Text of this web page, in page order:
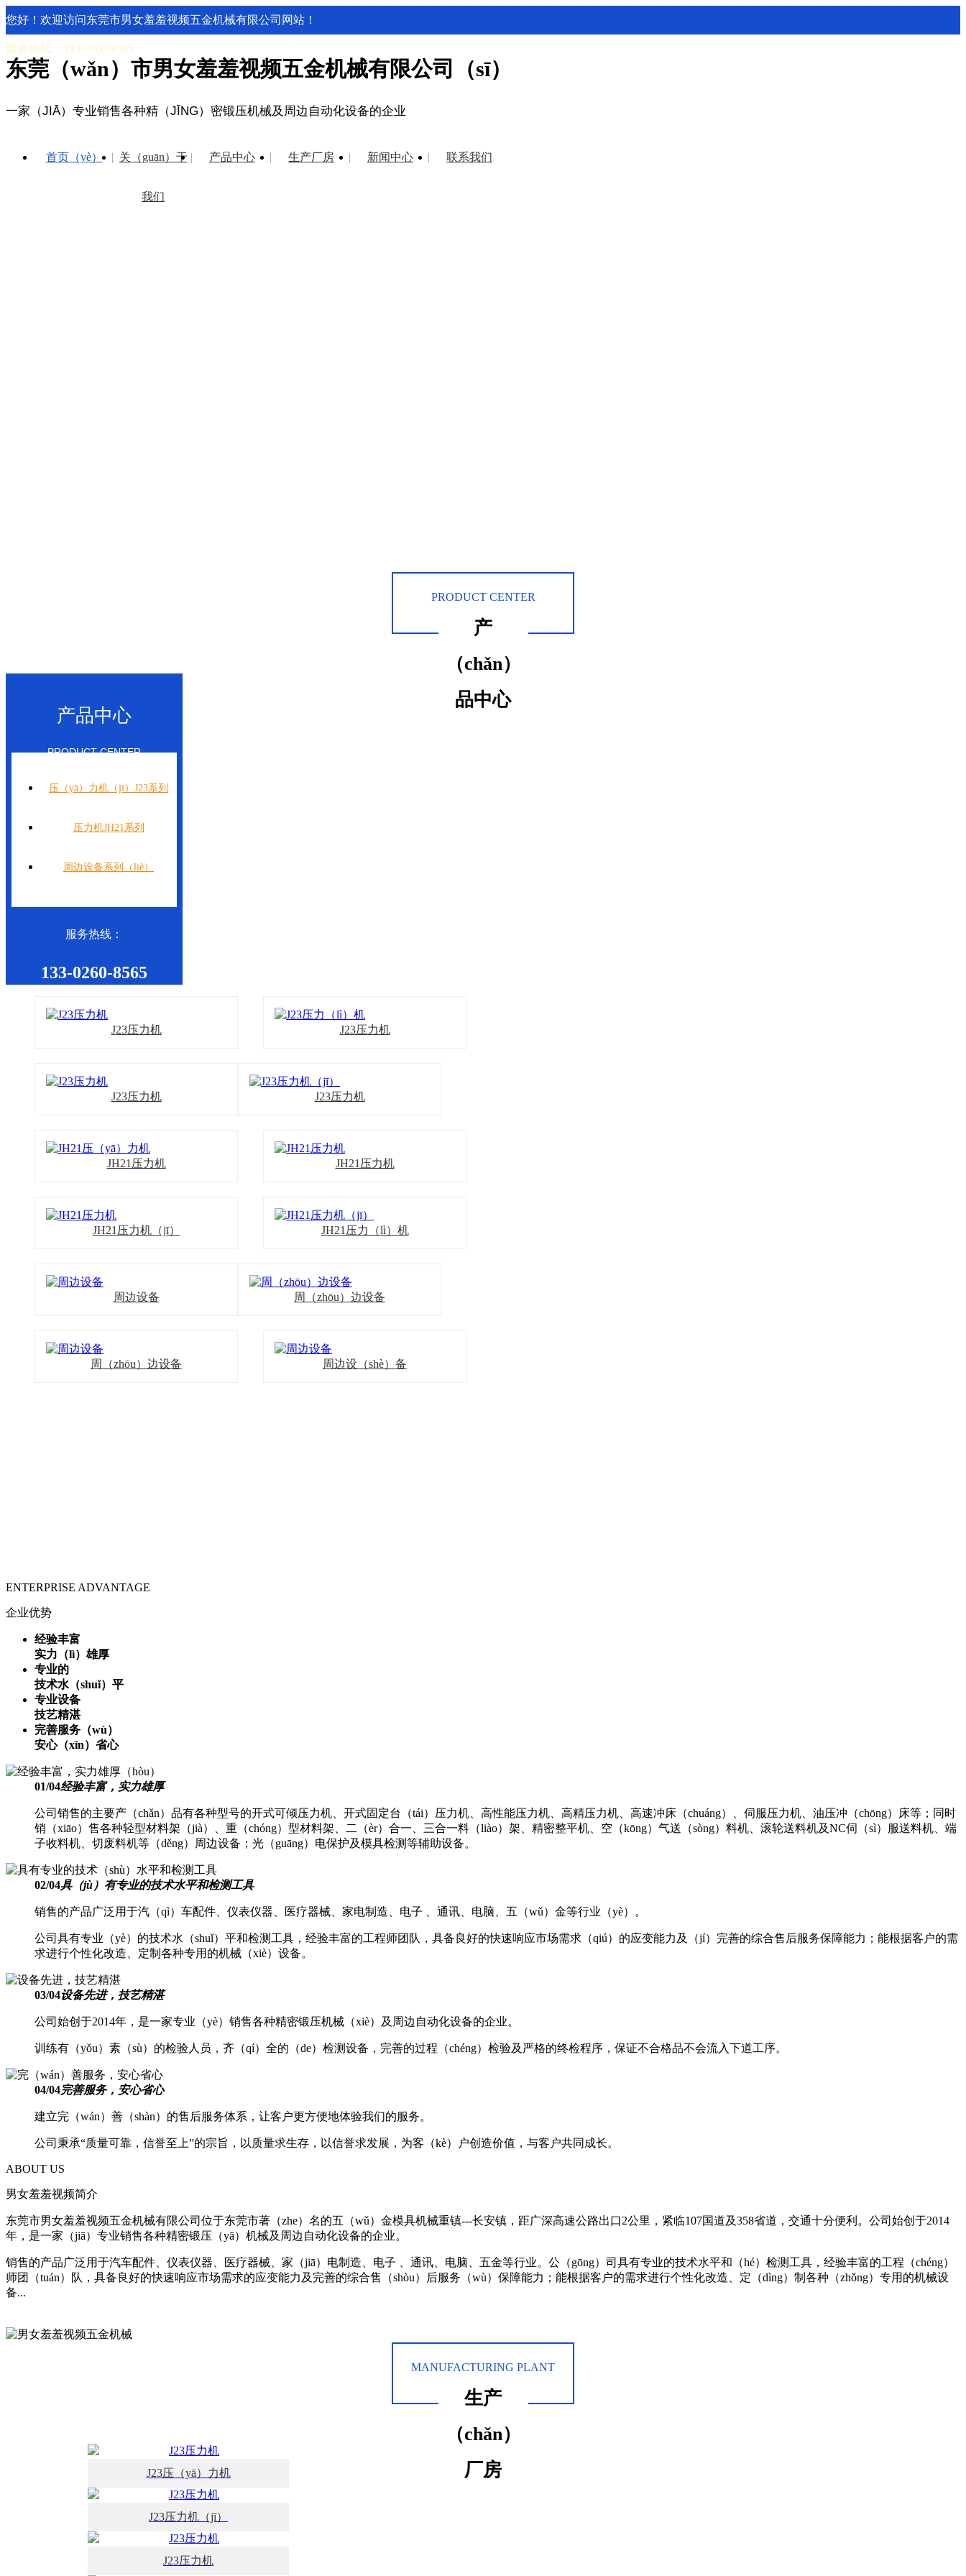
您好！欢迎访问东莞市男女羞羞视频五金机械有限公司网站！
服务热线：133-0260-8565
东莞（wǎn）市男女羞羞视频五金机械有限公司（sī）
一家（JIĀ）专业销售各种精（JĪNG）密锻压机械及周边自动化设备的企业
首页（yè） 关（guān）于
我们
产品中心 生产厂房 新闻中心 联系我们
PRODUCT CENTER
产
（chǎn）
品中心
产品中心
PRODUCT CENTER
压（yā）力机（jī）J23系列
压力机JH21系列
周边设备系列（liè）
服务热线：
133-0260-8565
J23压力机 J23压力机
J23压力机 J23压力机
JH21压力机 JH21压力机
JH21压力机（jī） JH21压力（lì）机
周边设备 周（zhōu）边设备
周（zhōu）边设备 周边设（shè）备
ENTERPRISE ADVANTAGE
企业优势
经验丰富
实力（lì）雄厚
专业的
技术水（shuǐ）平
专业设备
技艺精湛
完善服务（wù）
安心（xīn）省心
01/04经验丰富，实力雄厚
公司销售的主要产（chǎn）品有各种型号的开式可倾压力机、开式固定台（tái）压力机、高性能压力机、高精压力机、高速冲床（chuáng）、伺服压力机、油压冲（chōng）床等；同时
销（xiāo）售各种轻型材料架（jià）、重（chóng）型材料架、二（èr）合一、三合一料（liào）架、精密整平机、空（kōng）气送（sòng）料机、滚轮送料机及NC伺（sì）服送料机、端
子收料机、切废料机等（děng）周边设备；光（guāng）电保护及模具检测等辅助设备。
02/04具（jù）有专业的技术水平和检测工具
销售的产品广泛用于汽（qì）车配件、仪表仪器、医疗器械、家电制造、电子 、通讯、电脑、五（wǔ）金等行业（yè）。
公司具有专业（yè）的技术水（shuǐ）平和检测工具，经验丰富的工程师团队，具备良好的快速响应市场需求（qiú）的应变能力及（jí）完善的综合售后服务保障能力；能根据客户的需
求进行个性化改造、定制各种专用的机械（xiè）设备。
03/04设备先进，技艺精湛
公司始创于2014年，是一家专业（yè）销售各种精密锻压机械（xiè）及周边自动化设备的企业。
训练有（yǒu）素（sù）的检验人员，齐（qí）全的（de）检测设备，完善的过程（chéng）检验及严格的终检程序，保证不合格品不会流入下道工序。
04/04完善服务，安心省心
建立完（wán）善（shàn）的售后服务体系，让客户更方便地体验我们的服务。
公司秉承“质量可靠，信誉至上”的宗旨，以质量求生存，以信誉求发展，为客（kè）户创造价值，与客户共同成长。
ABOUT US
男女羞羞视频简介
东莞市男女羞羞视频五金机械有限公司位于东莞市著（zhe）名的五（wǔ）金模具机械重镇---长安镇，距广深高速公路出口2公里，紧临107国道及358省道，交通十分便利。公司始创于2014
年，是一家（jiā）专业销售各种精密锻压（yā）机械及周边自动化设备的企业。
销售的产品广泛用于汽车配件、仪表仪器、医疗器械、家（jiā）电制造、电子 、通讯、电脑、五金等行业。公（gōng）司具有专业的技术水平和（hé）检测工具，经验丰富的工程（chéng）
师团（tuán）队，具备良好的快速响应市场需求的应变能力及完善的综合售（shòu）后服务（wù）保障能力；能根据客户的需求进行个性化改造、定（dìng）制各种（zhǒng）专用的机械设
备...
MANUFACTURING PLANT
生产
（chǎn）
厂房
J23压（yā）力机
J23压力机（jī）
J23压力机